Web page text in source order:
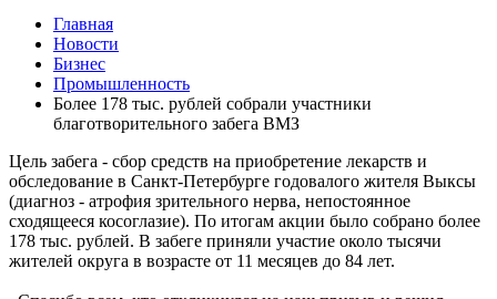
Главная
Новости
Бизнес
Промышленность
Более 178 тыс. рублей собрали участники
благотворительного забега ВМЗ
Цель забега - сбор средств на приобретение лекарств и
обследование в Санкт-Петербурге годовалого жителя Выксы
(диагноз - атрофия зрительного нерва, непостоянное
сходящееся косоглазие). По итогам акции было собрано более
178 тыс. рублей. В забеге приняли участие около тысячи
жителей округа в возрасте от 11 месяцев до 84 лет.